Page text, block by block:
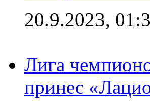
20.9.2023,
Лига
принес